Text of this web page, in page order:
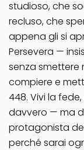
studioso, che
recluso, che
appena gli si
Persevera —
senza smettere
compiere e
448. Vivi la
davvero — ma
protagonista
perché sarai